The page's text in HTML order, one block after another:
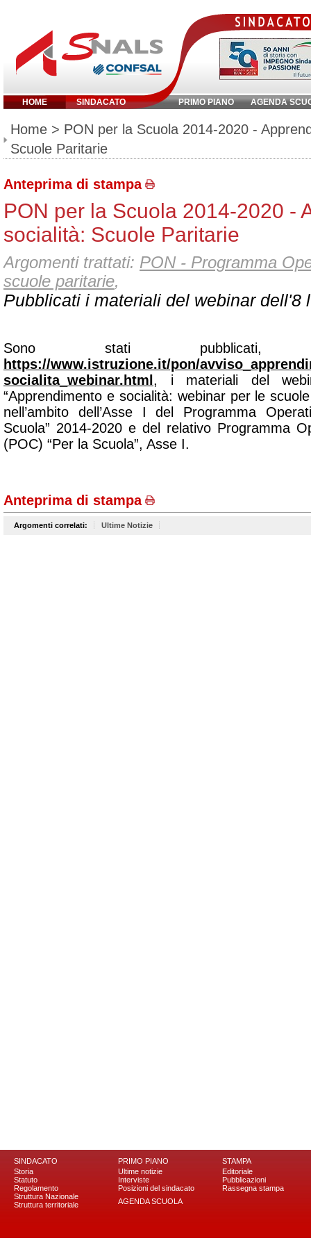
HOME SINDACATO PRIMO PIANO AGENDA
Inserisci parola chiave:
Home > PON per la Scuola 2014-2020 -
Scuole Paritarie
Anteprima di stampa
PON per la Scuola 2014-2020 -
socialità: Scuole Paritarie
Argomenti trattati: PON - Programma
scuole paritarie,
Pubblicati i materiali del webinar dell'8
Sono stati pubblicati,
https://www.istruzione.it/pon/
socialita_webinar.html , i materiali del
“Apprendimento e socialità: webinar per le
nell’ambito dell’Asse I del Programma
Scuola” 2014‐2020 e del relativo Programma
(POC) “Per la Scuola”, Asse I.
Anteprima di stampa
Argomenti correlati: Ultime Notizie
SINDACATO
Storia
Statuto
Regolamento
Struttura Nazionale
Struttura territoriale
PRIMO PIANO
Ultime notizie
Interviste
Posizioni del sindacato
AGENDA SCUOLA
STAMPA
Editoriale
Pubblicazioni
Rassegna stampa